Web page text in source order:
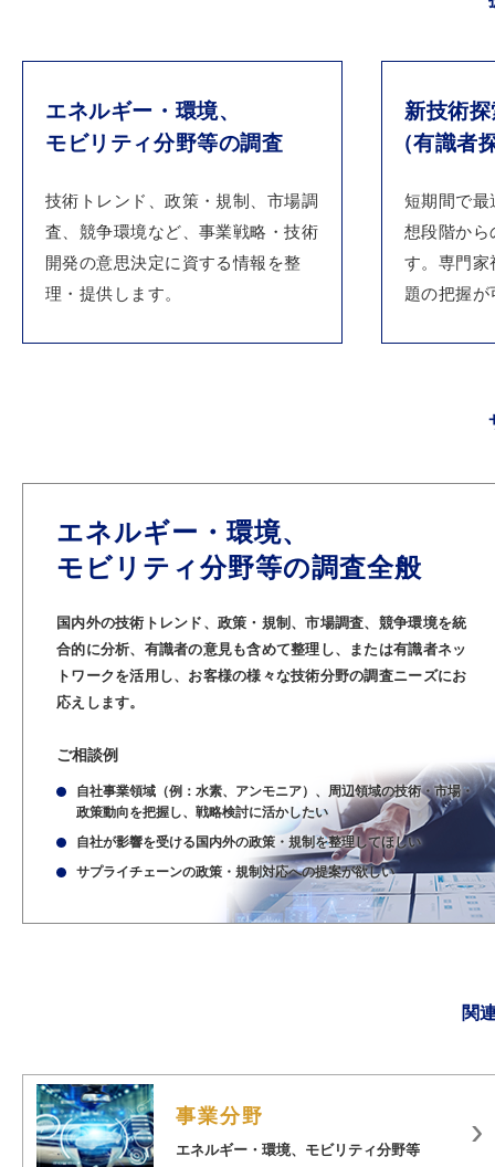
エネルギー・環境、
モビリティ分野等の調査
技術トレンド、政策・規制、市場調
査、競争環境など、事業戦略・技術
開発の意思決定に資する情報を整
理・提供します。
新技術
（有識者
短期間で最
想段階から
す。専門家
題の把握
エネルギー・環境、
モビリティ分野等の調査全般
国内外の技術トレンド、政策・規制、市場調査、競争環境を統
合的に分析、有識者の意見も含めて整理し、または有識者ネッ
トワークを活用し、お客様の様々な技術分野の調査ニーズにお
応えします。
ご相談例
自社事業領域（例：水素、アンモニア）、周辺領域の技術・市場・
政策動向を把握し、戦略検討に活かしたい
自社が影響を受ける国内外の政策・規制を整理してほしい
サプライチェーンの政策・規制対応への提案が欲しい
関
事業分野
エネルギー・環境、モビリティ分野等 ›